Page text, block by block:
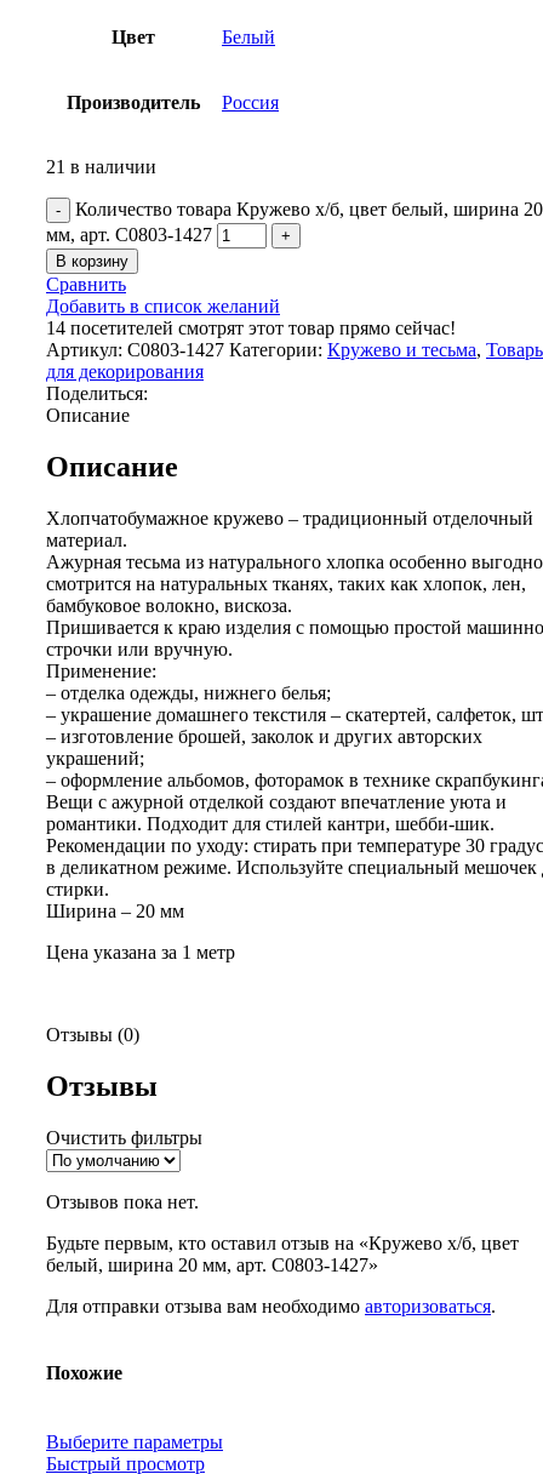
Цвет Белый
Производитель Россия
21 в наличии
Количество товара Кружево х/б, цвет белый, ширина 20
мм, арт. С0803-1427
В корзину
Сравнить
Добавить в список желаний
14 посетителей смотрят этот товар прямо сейчас!
Артикул: С0803-1427 Категории: Кружево и тесьма,
для декорирования
Поделиться:
Описание
Описание
Хлопчатобумажное кружево – традиционный отделочный
материал.
Ажурная тесьма из натурального хлопка особенно выгодно
смотрится на натуральных тканях, таких как хлопок, лен,
бамбуковое волокно, вискоза.
Пришивается к краю изделия с помощью простой
строчки или вручную.
Применение:
– отделка одежды, нижнего белья;
– украшение домашнего текстиля – скатертей, салфеток,
– изготовление брошей, заколок и других авторских
украшений;
– оформление альбомов, фоторамок в технике
Вещи с ажурной отделкой создают впечатление уюта и
романтики. Подходит для стилей кантри, шебби-шик.
Рекомендации по уходу: стирать при температуре 30
в деликатном режиме. Используйте специальный мешочек
стирки.
Ширина – 20 мм
Цена указана за 1 метр
Отзывы (0)
Отзывы
Очистить фильтры
Отзывов пока нет.
Будьте первым, кто оставил отзыв на «Кружево х/б, цвет
белый, ширина 20 мм, арт. С0803-1427»
Для отправки отзыва вам необходимо авторизоваться.
Похожие
Выберите параметры
Быстрый просмотр